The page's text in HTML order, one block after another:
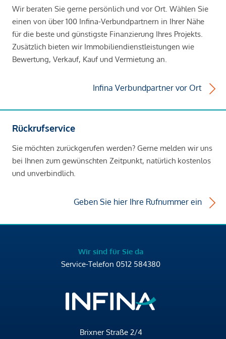
Wir beraten Sie gerne persönlich und vor Ort. Wählen Sie
einen von über 100 Infina-Verbundpartnern in Ihrer Nähe
für die beste und günstigste Finanzierung Ihres Projekts.
Zusätzlich bieten wir Immobiliendienstleistungen wie
Bewertung, Verkauf, Kauf und Vermietung an.
Infina Verbundpartner vor Ort
Rückrufservice
Sie möchten zurückgerufen werden? Gerne melden wir uns
bei Ihnen zum gewünschten Zeitpunkt, natürlich kostenlos
und unverbindlich.
Geben Sie hier Ihre Rufnummer ein
Wir sind für Sie da
Service-Telefon 0512 584380
Brixner Straße 2/4